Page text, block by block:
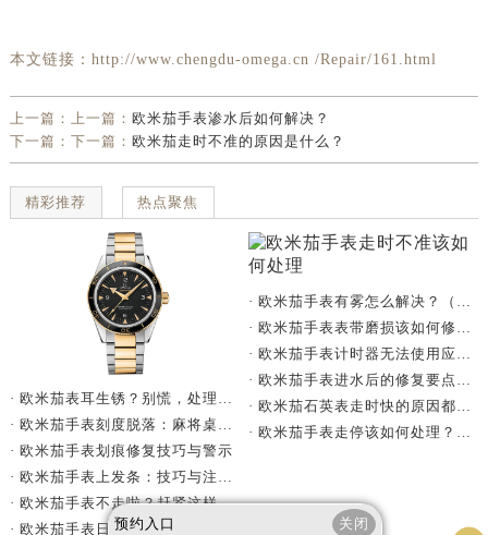
本文链接：http://www.chengdu-omega.cn /Repair/161.html
上一篇：上一篇： 欧米茄手表渗水后如何解决？
下一篇：下一篇： 欧米茄走时不准的原因是什么？
精彩推荐 热点聚焦
· 欧米茄表耳生锈？别慌，处理有妙招
· 欧米茄手表刻度脱落：麻将桌上的密室逃脱术
· 欧米茄手表划痕修复技巧与警示
· 欧米茄手表上发条：技巧与注意事项
· 欧米茄手表不走啦？赶紧这样做！
预约入口 关闭